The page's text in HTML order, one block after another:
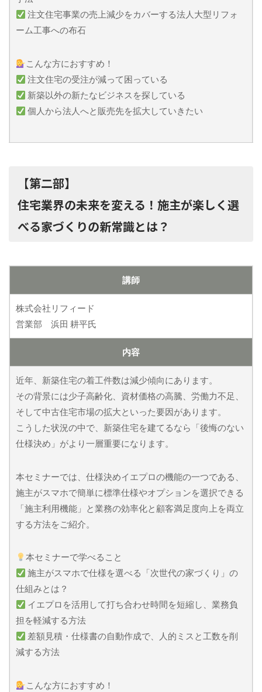
注文住宅事業の売上減少をカバーする法人大型リフォ
ーム工事への布石
こんな方におすすめ！
注文住宅の受注が減って困っている
新築以外の新たなビジネスを探している
個人から法人へと販売先を拡大していきたい
【第二部】
住宅業界の未来を変える！施主が楽しく選
べる家づくりの新常識とは？
講師
株式会社リフィード
営業部 浜田 耕平氏
内容
近年、新築住宅の着工件数は減少傾向にあります。
その背景には少子高齢化、資材価格の高騰、労働力不足、
そして中古住宅市場の拡大といった要因があります。
こうした状況の中で、新築住宅を建てるなら「後悔のない
仕様決め」がより一層重要になります。
本セミナーでは、仕様決めイエプロの機能の一つである、
施主がスマホで簡単に標準仕様やオプションを選択できる
「施主利用機能」と業務の効率化と顧客満足度向上を両立
する方法をご紹介。
本セミナーで学べること
施主がスマホで仕様を選べる「次世代の家づくり」の
仕組みとは？
イエプロを活用して打ち合わせ時間を短縮し、業務負
担を軽減する方法
差額見積・仕様書の自動作成で、人的ミスと工数を削
減する方法
こんな方におすすめ！